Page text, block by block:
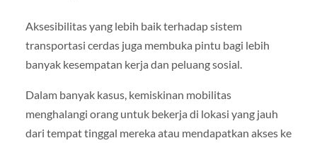
Aksesibilitas yang lebih baik terhadap sistem
transportasi cerdas juga membuka pintu bagi lebih
banyak kesempatan kerja dan peluang sosial.
Dalam banyak kasus, kemiskinan mobilitas
menghalangi orang untuk bekerja di lokasi yang jauh
dari tempat tinggal mereka atau mendapatkan akses ke